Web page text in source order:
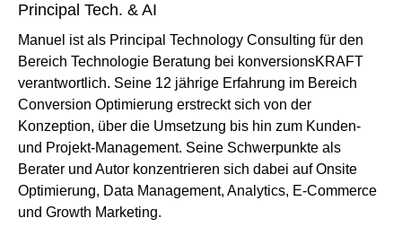
Principal Tech. & AI
Manuel ist als Principal Technology Consulting für den
Bereich Technologie Beratung bei konversionsKRAFT
verantwortlich. Seine 12 jährige Erfahrung im Bereich
Conversion Optimierung erstreckt sich von der
Konzeption, über die Umsetzung bis hin zum Kunden-
und Projekt-Management. Seine Schwerpunkte als
Berater und Autor konzentrieren sich dabei auf Onsite
Optimierung, Data Management, Analytics, E-Commerce
und Growth Marketing.